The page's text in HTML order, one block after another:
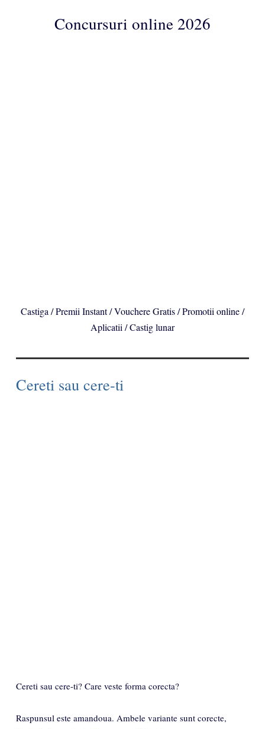
ConcursuriConcursuri online 2026
Castiga / Premii Instant / Vouchere Gratis / Promotii online /
Aplicatii / Castig lunar
Cereti sau cere-ti
Cereti sau cere-ti? Care veste forma corecta?
Raspunsul este amandoua. Ambele variante sunt corecte,